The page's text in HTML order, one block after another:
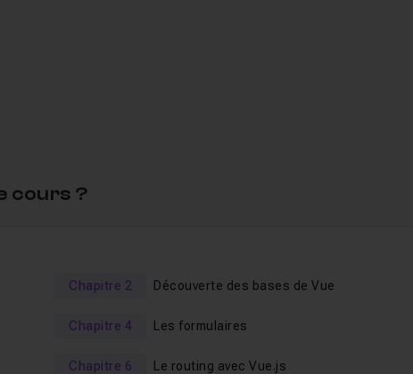
vous permettra de
!
cours ?
Chapitre 2 Découverte des bases de Vue
Chapitre 4 Les formulaires
Chapitre 6 Le routing avec Vue.js